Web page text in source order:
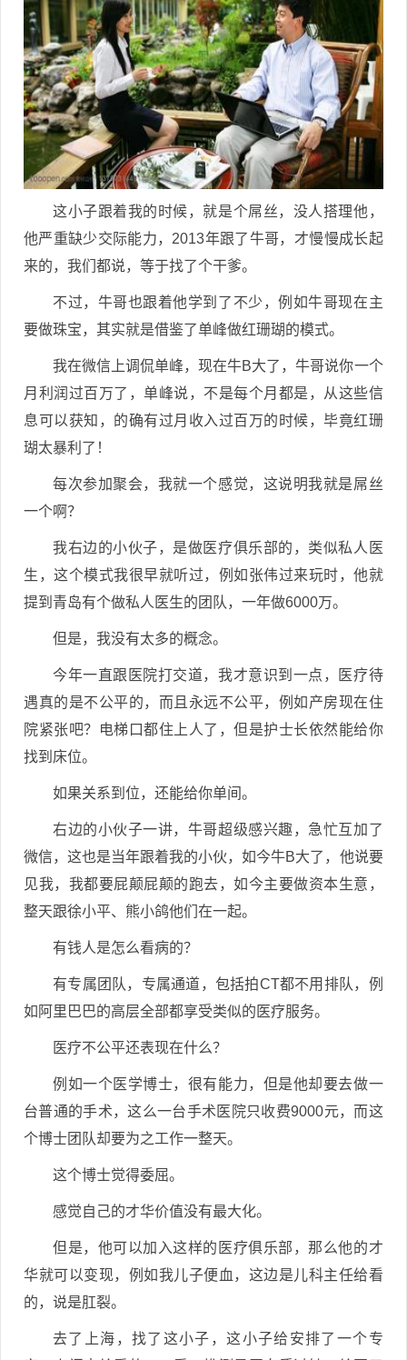
这小子跟着我的时候，就是个屌丝，没人搭理他，
他严重缺少交际能力，2013年跟了牛哥，才慢慢成长起
来的，我们都说，等于找了个干爹。
不过，牛哥也跟着他学到了不少，例如牛哥现在主
要做珠宝，其实就是借鉴了单峰做红珊瑚的模式。
我在微信上调侃单峰，现在牛B大了，牛哥说你一个
月利润过百万了，单峰说，不是每个月都是，从这些信
息可以获知，的确有过月收入过百万的时候，毕竟红珊
瑚太暴利了！
每次参加聚会，我就一个感觉，这说明我就是屌丝
一个啊？
我右边的小伙子，是做医疗俱乐部的，类似私人医
生，这个模式我很早就听过，例如张伟过来玩时，他就
提到青岛有个做私人医生的团队，一年做6000万。
但是，我没有太多的概念。
今年一直跟医院打交道，我才意识到一点，医疗待
遇真的是不公平的，而且永远不公平，例如产房现在住
院紧张吧？电梯口都住上人了，但是护士长依然能给你
找到床位。
如果关系到位，还能给你单间。
右边的小伙子一讲，牛哥超级感兴趣，急忙互加了
微信，这也是当年跟着我的小伙，如今牛B大了，他说要
见我，我都要屁颠屁颠的跑去，如今主要做资本生意，
整天跟徐小平、熊小鸽他们在一起。
有钱人是怎么看病的？
有专属团队，专属通道，包括拍CT都不用排队，例
如阿里巴巴的高层全部都享受类似的医疗服务。
医疗不公平还表现在什么？
例如一个医学博士，很有能力，但是他却要去做一
台普通的手术，这么一台手术医院只收费9000元，而这
个博士团队却要为之工作一整天。
这个博士觉得委屈。
感觉自己的才华价值没有最大化。
但是，他可以加入这样的医疗俱乐部，那么他的才
华就可以变现，例如我儿子便血，这边是儿科主任给看
的，说是肛裂。
去了上海，找了这小子，这小子给安排了一个专